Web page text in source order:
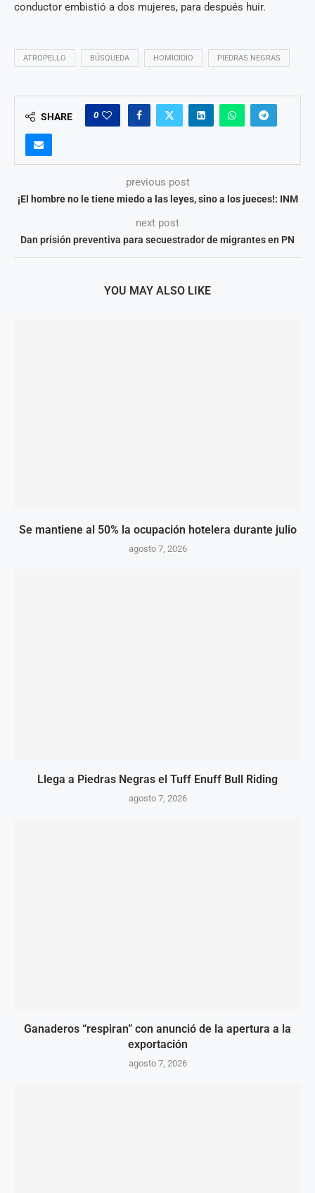
conductor embistió a dos mujeres, para después huir.
ATROPELLO BÚSQUEDA HOMICIDIO PIEDRAS NEGRAS
SHARE 0
previous post
¡El hombre no le tiene miedo a las leyes, sino a los jueces!: INM
next post
Dan prisión preventiva para secuestrador de migrantes en PN
YOU MAY ALSO LIKE
Se mantiene al 50% la ocupación hotelera durante julio
agosto 7, 2026
Llega a Piedras Negras el Tuff Enuff Bull Riding
agosto 7, 2026
Ganaderos “respiran” con anunció de la apertura a la
exportación
agosto 7, 2026